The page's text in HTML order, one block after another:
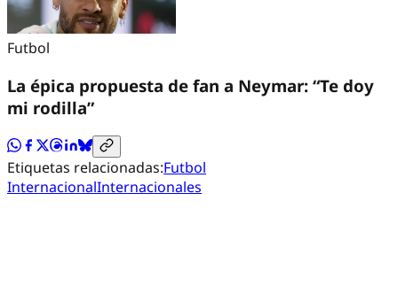
Futbol
La épica propuesta de fan a Neymar: “Te doy
mi rodilla”
Etiquetas relacionadas:Futbol
InternacionalInternacionales